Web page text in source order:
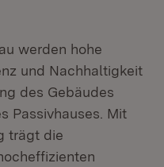
werden hohe
und Nachhaltigkeit
des Gebäudes
Passivhauses. Mit
trägt die